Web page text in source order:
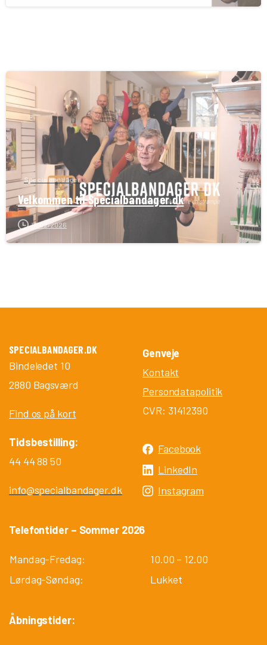
Specialbandager
Velkommen til Specialbandager.dk
17/02/2026
SPECIALBANDAGER.DK
Bindeledet 10
2880 Bagsværd
Find os på kort
Tidsbestilling:
44 44 88 50
info@specialbandager.dk
Genveje
Kontakt
Persondatapolitik
CVR: 31412390
Facebook
LinkedIn
Instagram
Telefontider – Sommer 2026
Mandag-Fredag:
10.00 – 12.00
Lørdag-Søndag:
Lukket
Åbningstider: